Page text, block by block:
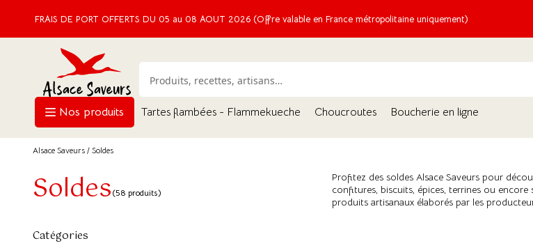
FRAIS DE PORT OFFERTS DU 05 au 08 AOUT 2026 (Offre valable en France métropolitaine uniquement)
Nos produits Tartes flambées - Flammekueche Choucroutes Boucherie en ligne
Alsace Saveurs / Soldes
Soldes (58 produits)
Profitez des soldes Alsace Saveurs pour
confitures, biscuits, épices, terrines ou
produits artisanaux élaborés par les
Catégories